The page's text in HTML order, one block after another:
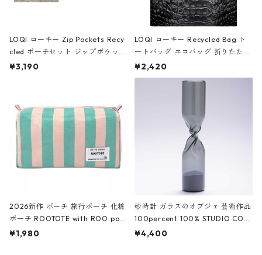
LOQI ローキー Zip Pockets Recy
cled ポーチセット ジップポケット
ファスナーポーチ 撥水加工 トラベ
ーガンディー、オフホワイト
¥3,190
LOQI ローキー Recycled Bag ト
ートバッグ エコバッグ 折りたたみ
大きめ 撥水加工 収納ポーチ CRO
CODILE/Black クロコダイル/ブラ
¥2,420
2026新作 ポーチ 旅行ポーチ 化粧
ポーチ ROOTOTE with ROO pou
ch 3532 ルートート WR.ポーチ.ラ
¥1,980
砂時計 ガラスのオブジェ 芸術作品
100percent 100% STUDIO COH
AKU Timeless 100パーセント ス
¥4,400